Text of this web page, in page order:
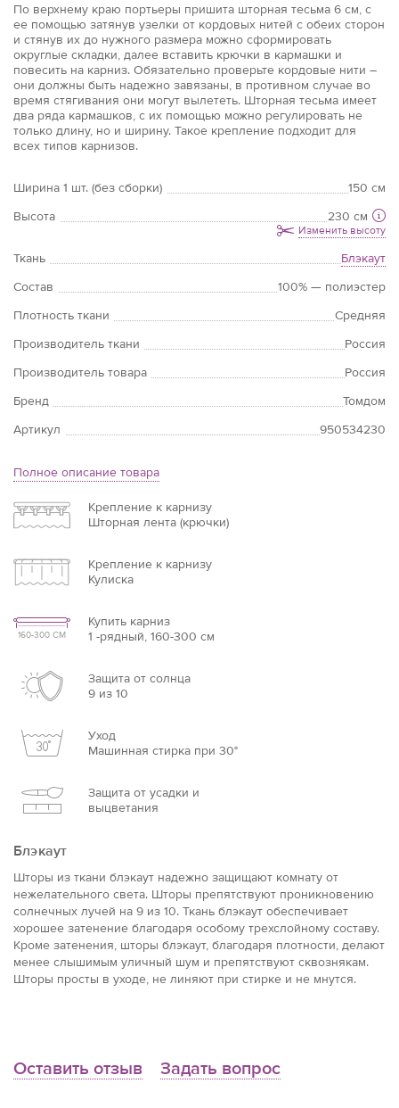
По верхнему краю портьеры пришита шторная тесьма 6 см, с
ее помощью затянув узелки от кордовых нитей с обеих сторон
и стянув их до нужного размера можно сформировать
округлые складки, далее вставить крючки в кармашки и
повесить на карниз. Обязательно проверьте кордовые нити –
они должны быть надежно завязаны, в противном случае во
время стягивания они могут вылететь. Шторная тесьма имеет
два ряда кармашков, с их помощью можно регулировать не
только длину, но и ширину. Такое крепление подходит для
всех типов карнизов.
Ширина 1 шт. (без сборки)
150 см
Высота
230 см
Изменить высоту
Ткань
Блэкаут
Состав
100% — полиэстер
Плотность ткани
Средняя
Производитель ткани
Россия
Производитель товара
Россия
Бренд
Томдом
Артикул
950534230
Полное описание товара
Крепление к карнизу
Шторная лента (крючки)
Крепление к карнизу
Кулиска
160-300 СМ
Купить карниз
1 -рядный, 160-300 см
Защита от солнца
9 из 10
Уход
Машинная стирка при 30°
Защита от усадки и
выцветания
Блэкаут
Шторы из ткани блэкаут надежно защищают комнату от
нежелательного света. Шторы препятствуют проникновению
солнечных лучей на 9 из 10. Ткань блэкаут обеспечивает
хорошее затенение благодаря особому трехслойному составу.
Кроме затенения, шторы блэкаут, благодаря плотности, делают
менее слышимым уличный шум и препятствуют сквознякам.
Шторы просты в уходе, не линяют при стирке и не мнутся.
Оставить отзыв Задать вопрос